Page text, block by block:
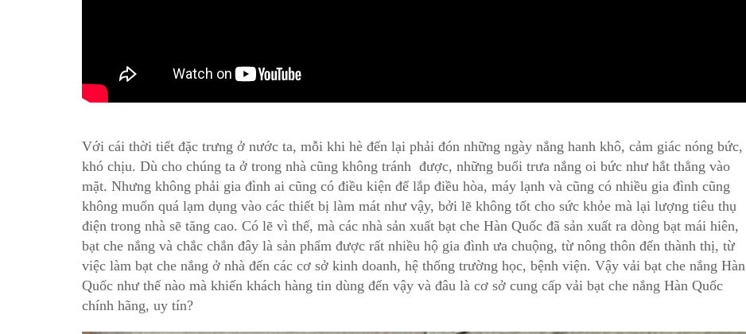
Với cái thời tiết đặc trưng ở nước ta, mỗi khi hè đến lại phải đón những ngày nắng hanh khô, cảm giác nóng bức,
khó chịu. Dù cho chúng ta ở trong nhà cũng không tránh được, những buổi trưa nắng oi bức như hắt thẳng vào
mặt. Nhưng không phải gia đình ai cũng có điều kiện để lắp điều hòa, máy lạnh và cũng có nhiều gia đình cũng
không muốn quá lạm dụng vào các thiết bị làm mát như vậy, bởi lẽ không tốt cho sức khỏe mà lại lượng tiêu thụ
điện trong nhà sẽ tăng cao. Có lẽ vì thế, mà các nhà sản xuất bạt che Hàn Quốc đã sản xuất ra dòng bạt mái hiên,
bạt che nắng và chắc chắn đây là sản phẩm được rất nhiều hộ gia đình ưa chuộng, từ nông thôn đến thành thị, từ
việc làm bạt che nắng ở nhà đến các cơ sở kinh doanh, hệ thống trường học, bệnh viện. Vậy vải bạt che nắng Hàn
Quốc như thế nào mà khiến khách hàng tin dùng đến vậy và đâu là cơ sở cung cấp vải bạt che nắng Hàn Quốc
chính hãng, uy tín?